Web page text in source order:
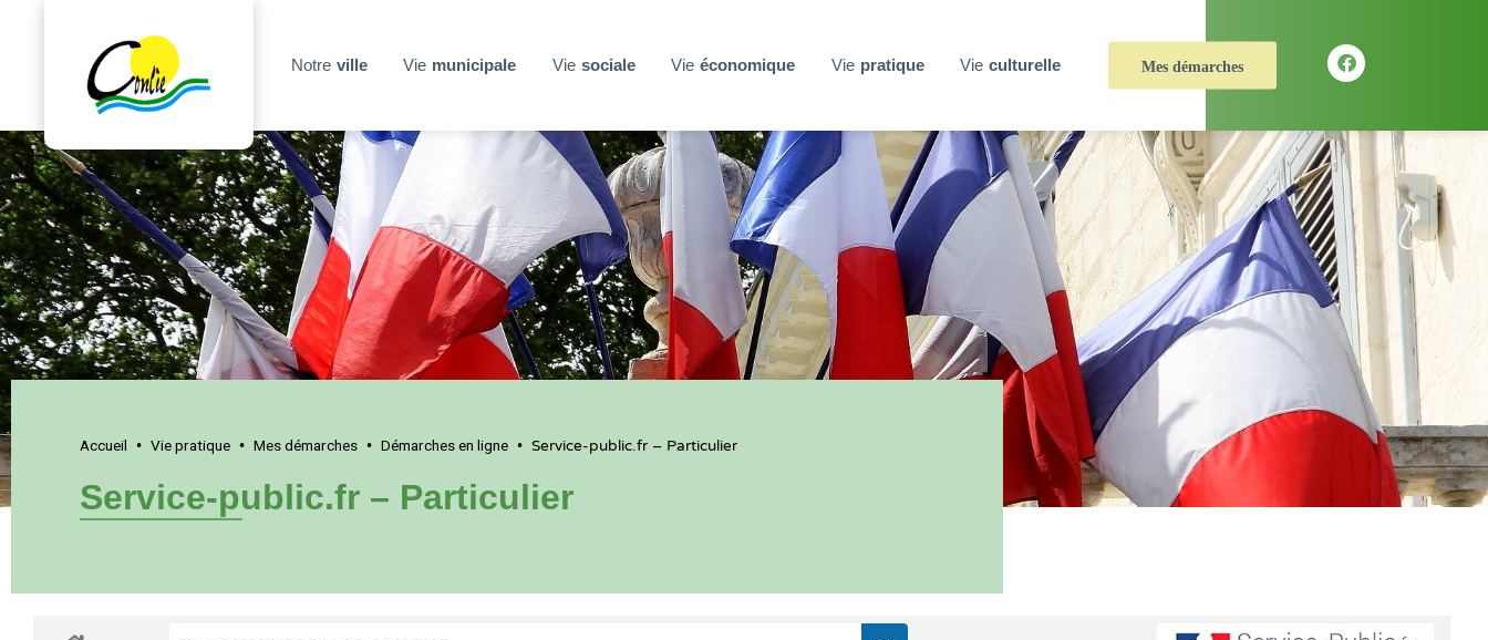
Notre ville Vie municipale Vie sociale Vie économique Vie pratique Vie culturelle Mes démarches
Accueil • Vie pratique • Mes démarches • Démarches en ligne • Service-public.fr – Particulier
Service-public.fr – Particulier